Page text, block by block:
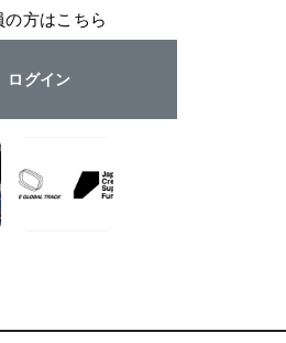
の方はこちら
ログイン